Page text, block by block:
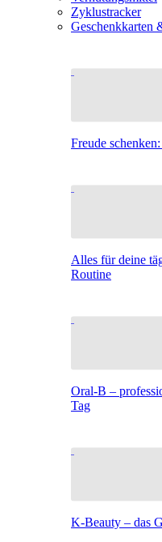
Zyklustracker
Geschenkkarten
Freude
Alles für deine
Routine
Oral-B –
Tag
K-Beauty – das